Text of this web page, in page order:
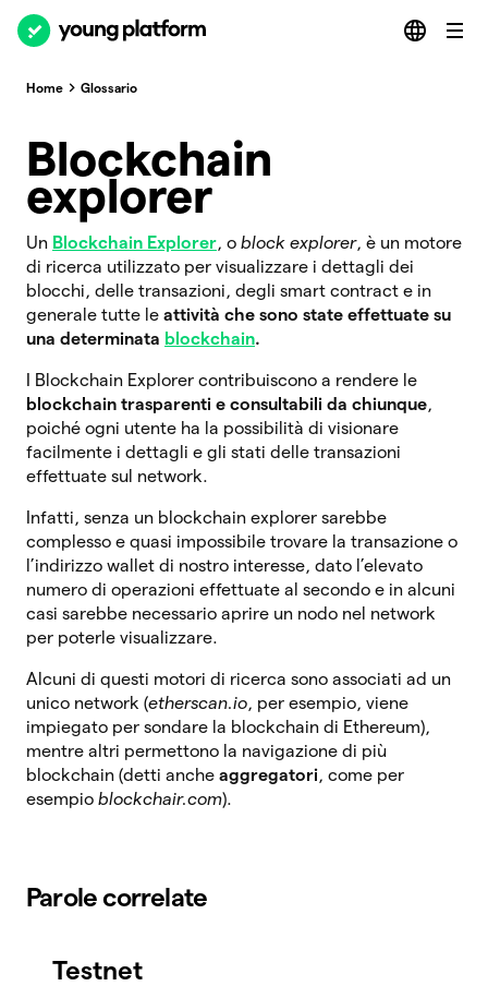
Home Glossario
Blockchain
explorer
Un Blockchain Explorer, o block explorer, è un motore
di ricerca utilizzato per visualizzare i dettagli dei
blocchi, delle transazioni, degli smart contract e in
generale tutte le attività che sono state effettuate su
una determinata blockchain.
I Blockchain Explorer contribuiscono a rendere le
blockchain trasparenti e consultabili da chiunque,
poiché ogni utente ha la possibilità di visionare
facilmente i dettagli e gli stati delle transazioni
effettuate sul network.
Infatti, senza un blockchain explorer sarebbe
complesso e quasi impossibile trovare la transazione o
l’indirizzo wallet di nostro interesse, dato l’elevato
numero di operazioni effettuate al secondo e in alcuni
casi sarebbe necessario aprire un nodo nel network
per poterle visualizzare.
Alcuni di questi motori di ricerca sono associati ad un
unico network (etherscan.io, per esempio, viene
impiegato per sondare la blockchain di Ethereum),
mentre altri permettono la navigazione di più
blockchain (detti anche aggregatori, come per
esempio blockchair.com).
Parole correlate
Testnet